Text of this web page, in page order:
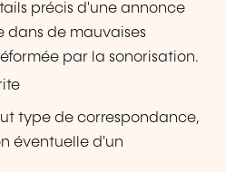
précis d'une annonce
dans de mauvaises
par la sonorisation.
type de correspondance,
éventuelle d'un